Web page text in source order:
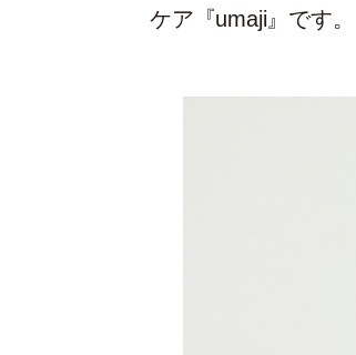
ケア『umaji』です。